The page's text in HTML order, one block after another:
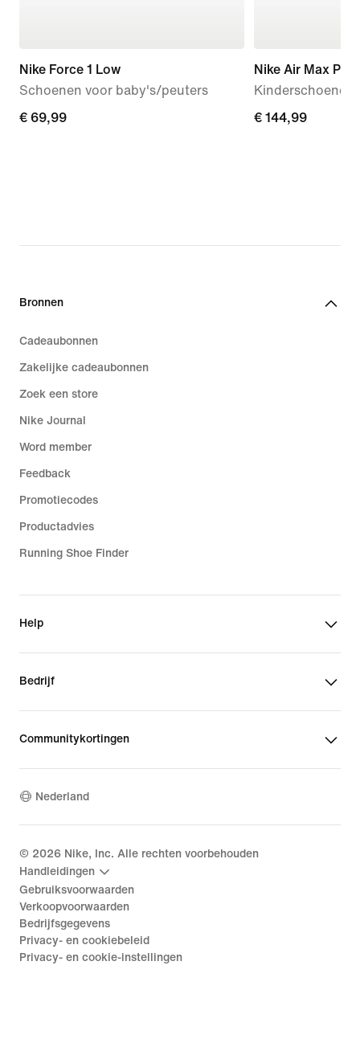
Nike Force 1 Low
Schoenen voor baby's/peuters
€ 69,99
€ 69,99
Nike Air Max Plus
Kinderschoenen
€ 144,99
€ 144,99
Bronnen
Cadeaubonnen
Zakelijke cadeaubonnen
Zoek een store
Nike Journal
Word member
Feedback
Promotiecodes
Productadvies
Running Shoe Finder
Help
Bedrijf
Communitykortingen
Nederland
© 2026 Nike, Inc. Alle rechten voorbehouden
Handleidingen
Gebruiksvoorwaarden
Verkoopvoorwaarden
Bedrijfsgegevens
Privacy- en cookiebeleid
Privacy- en cookie-instellingen